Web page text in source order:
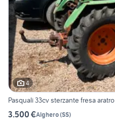
4
Pasquali 33cv sterzante fresa aratro
3.500 €Alghero(SS)